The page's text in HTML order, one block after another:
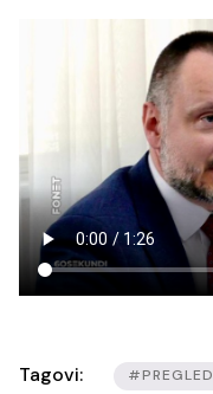
Tagovi: #PREGLED